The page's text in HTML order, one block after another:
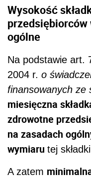
Wysokość
przedsiębiorców
ogólne
Na podstawie art.
2004 r. o
finansowanych ze
miesięczna
zdrowotne
na zasadach
wymiaru tej
A zatem